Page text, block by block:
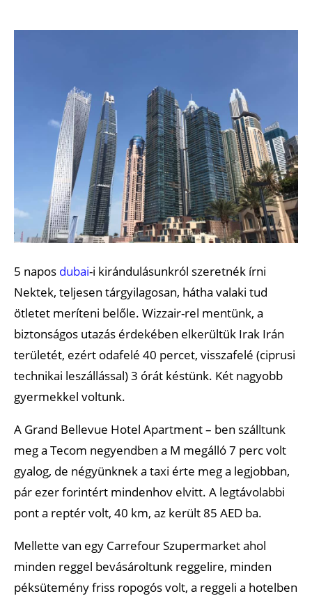
5 napos dubai-i kirándulásunkról szeretnék írni
Nektek, teljesen tárgyilagosan, hátha valaki tud
ötletet meríteni belőle. Wizzair-rel mentünk, a
biztonságos utazás érdekében elkerültük Irak Irán
területét, ezért odafelé 40 percet, visszafelé (ciprusi
technikai leszállással) 3 órát késtünk. Két nagyobb
gyermekkel voltunk.
A Grand Bellevue Hotel Apartment – ben szálltunk
meg a Tecom negyendben a M megálló 7 perc volt
gyalog, de négyünknek a taxi érte meg a legjobban,
pár ezer forintért mindenhov elvitt. A legtávolabbi
pont a reptér volt, 40 km, az került 85 AED ba.
Mellette van egy Carrefour Szupermarket ahol
minden reggel bevásároltunk reggelire, minden
péksütemény friss ropogós volt, a reggeli a hotelben